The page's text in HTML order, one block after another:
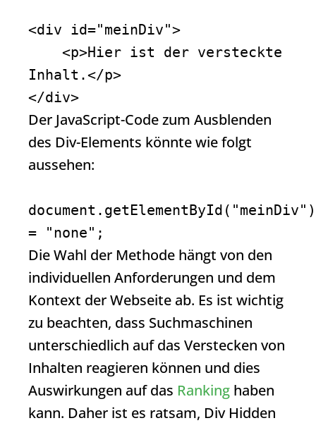
<div id="meinDiv">
Inhalt.</p>
</div>
Der JavaScript-Code zum Ausblenden
des Div-Elements könnte wie folgt
aussehen:
= "none";
Die Wahl der Methode hängt von den
individuellen Anforderungen und dem
Kontext der Webseite ab. Es ist wichtig
zu beachten, dass Suchmaschinen
unterschiedlich auf das Verstecken von
Inhalten reagieren können und dies
Auswirkungen auf das Ranking haben
kann. Daher ist es ratsam, Div Hidden